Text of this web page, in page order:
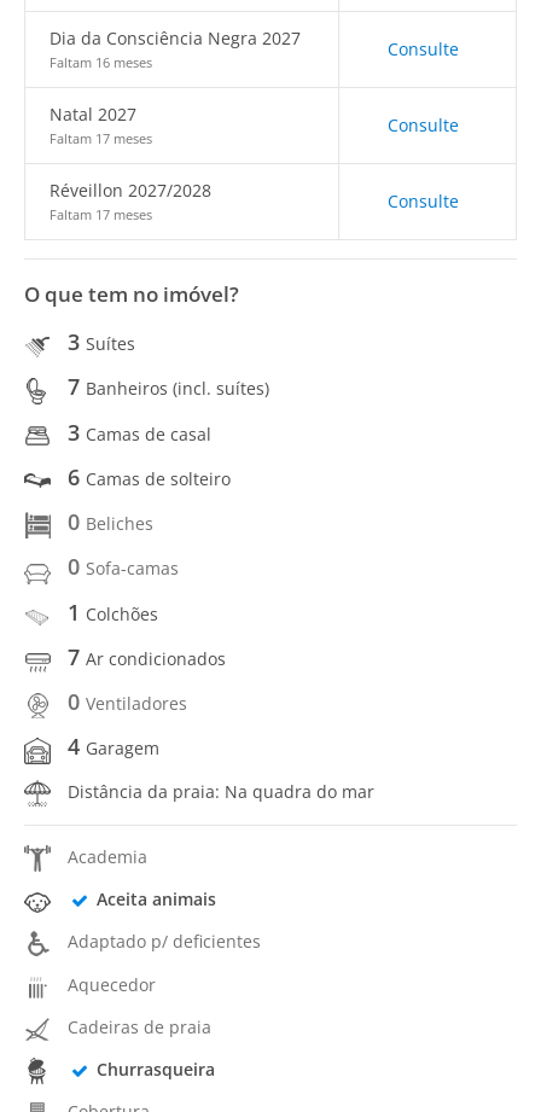
Dia da Consciência Negra 2027
Faltam 16 meses
Consulte
Natal 2027
Faltam 17 meses
Consulte
Réveillon 2027/2028
Faltam 17 meses
Consulte
O que tem no imóvel?
3 Suítes
7 Banheiros (incl. suítes)
3 Camas de casal
6 Camas de solteiro
0 Beliches
0 Sofa-camas
1 Colchões
7 Ar condicionados
0 Ventiladores
4 Garagem
Distância da praia: Na quadra do mar
Academia
Aceita animais
Adaptado p/ deficientes
Aquecedor
Cadeiras de praia
Churrasqueira